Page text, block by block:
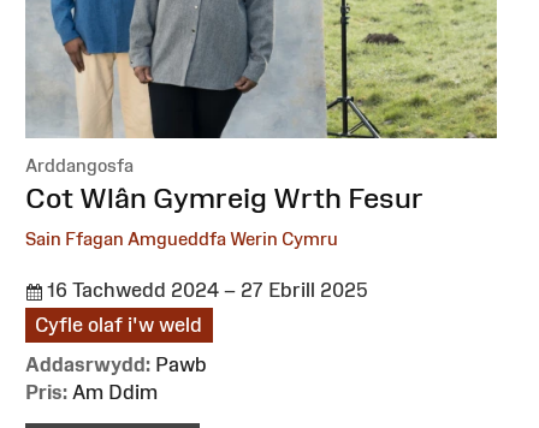
Arddangosfa
:Cot Wlân Gymreig Wrth Fesur
Sain Ffagan Amgueddfa Werin Cymru
16 Tachwedd 2024 – 27 Ebrill 2025
Cyfle olaf i'w weld
Addasrwydd: Pawb
Pris: Am Ddim